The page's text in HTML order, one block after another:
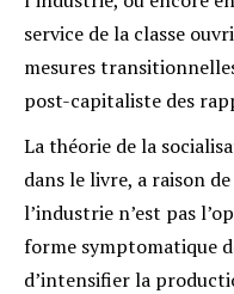
service de la classe
mesures
post-capitaliste des
La théorie de la
dans le livre, a raison
l’industrie n’est pas
forme symptomatique
d’intensifier la